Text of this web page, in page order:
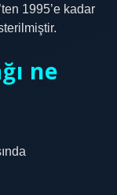
1995’e kadar
ne